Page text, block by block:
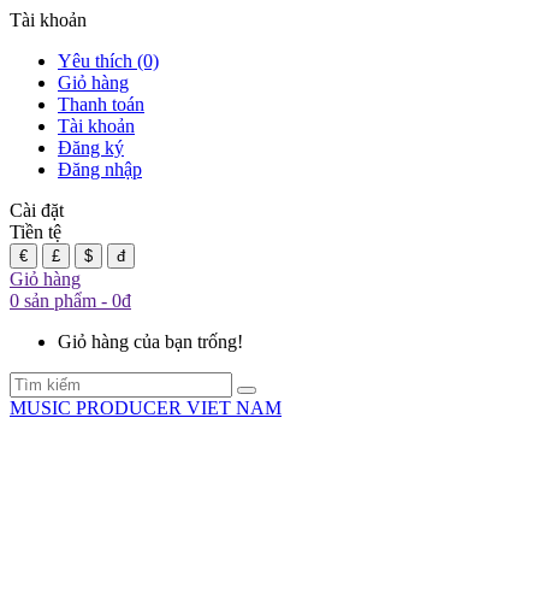
Tài khoản
Yêu thích (0)
Giỏ hàng
Thanh toán
Tài khoản
Đăng ký
Đăng nhập
Cài đặt
Tiền tệ
€ £ $ đ
Giỏ hàng
0 sản phẩm - 0đ
Giỏ hàng của bạn trống!
MUSIC PRODUCER VIET NAM